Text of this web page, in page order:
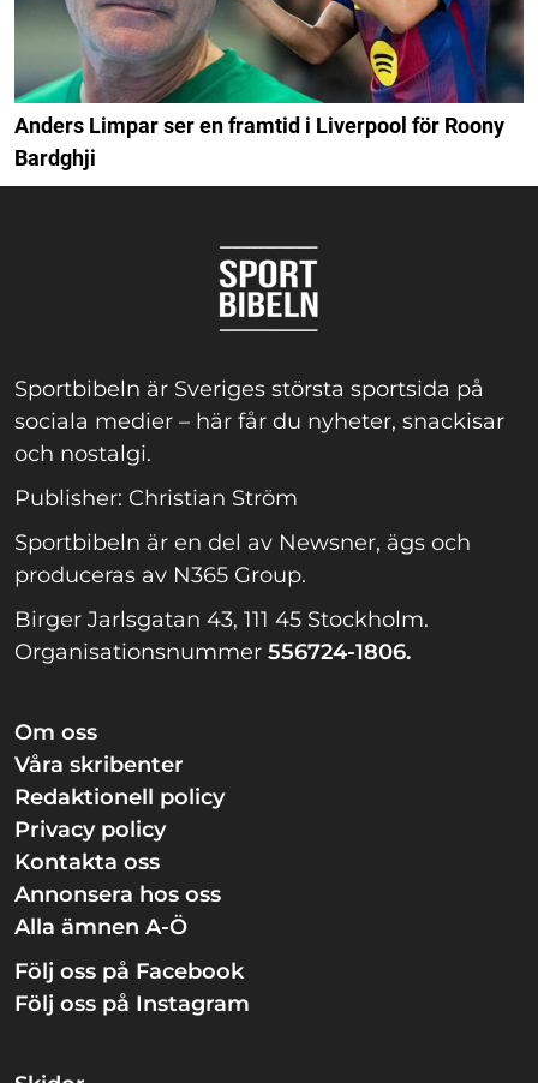
Anders Limpar ser en framtid i Liverpool för Roony
Bardghji
Sportbibeln är Sveriges största sportsida på
sociala medier – här får du nyheter, snackisar
och nostalgi.
Publisher: Christian Ström
Sportbibeln är en del av Newsner, ägs och
produceras av N365 Group.
Birger Jarlsgatan 43, 111 45 Stockholm.
Organisationsnummer 556724-1806.
Om oss
Våra skribenter
Redaktionell policy
Privacy policy
Kontakta oss
Annonsera hos oss
Alla ämnen A-Ö
Följ oss på Facebook
Följ oss på Instagram